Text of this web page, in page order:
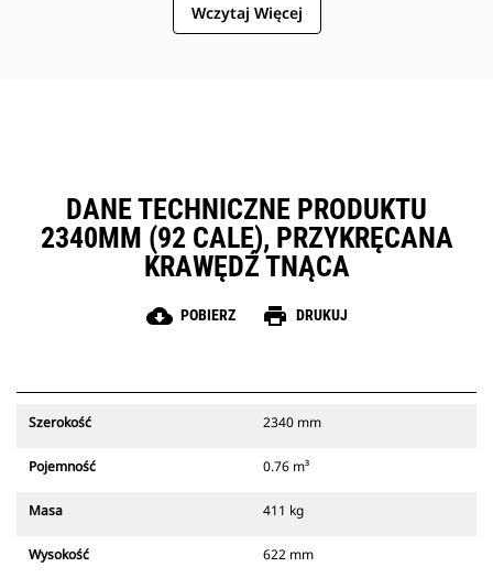
Wczytaj Więcej
DANE TECHNICZNE PRODUKTU
2340MM (92 CALE), PRZYKRĘCANA
KRAWĘDŹ TNĄCA
cloud_download POBIERZ print DRUKUJ
Szerokość 2340 mm
Pojemność 0.76 m³
Masa 411 kg
Wysokość 622 mm